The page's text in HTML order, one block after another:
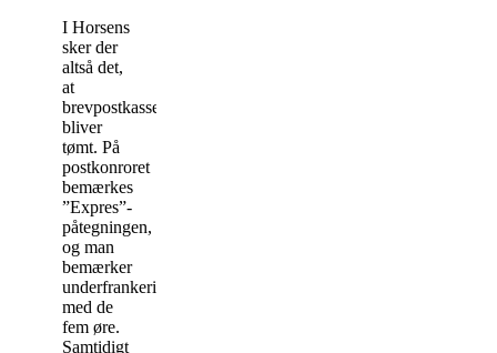
I Horsens
sker der
altså det,
at
brevpostkassen
bliver
tømt. På
postkonroret
bemærkes
”Expres”-
påtegningen,
og man
bemærker
underfrankeringen
med de
fem øre.
Samtidigt